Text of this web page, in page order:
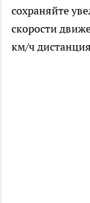
сохраняйте
скорости
км/ч